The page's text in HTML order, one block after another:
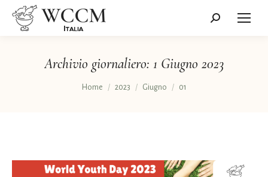
Cerca:
Archivio giornaliero: 1 Giugno 2023
Tu sei qui:
Home 2023 Giugno 01